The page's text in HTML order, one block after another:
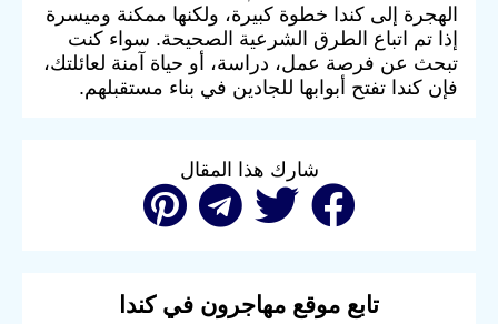
الهجرة إلى كندا خطوة كبيرة، ولكنها ممكنة وميسرة
إذا تم اتباع الطرق الشرعية الصحيحة. سواء كنت
تبحث عن فرصة عمل، دراسة، أو حياة آمنة لعائلتك،
فإن كندا تفتح أبوابها للجادين في بناء مستقبلهم.
شارك هذا المقال
تابع موقع مهاجرون في كندا